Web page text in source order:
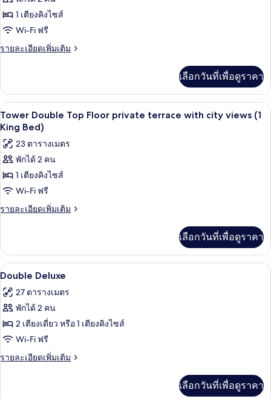
Junior
Suite
Solecio
1 เตียงคิงไซส์
Wi-Fi ฟรี
รายละเอียดเพิ่มเติม
ราย
เกี่ยว
กับ
Junior
Suite
Solecio
เลือกวันที่เพื่อดูราคา
เปิด
ภาพถ่าย
ทั้งหมด
ของ
Tower
Double
Top
terrace
with
city
views
(1
King
Bed)
ผ้าปูที่นอนฝ้ายอียิปต์, เครื่องนอนระดับ
10
Tower Double Top Floor private terrace with city views (1
King Bed)
23 ตารางเมตร
พักได้ 2 คน
1 เตียงคิงไซส์
Wi-Fi ฟรี
รายละเอียดเพิ่มเติม
ราย
เกี่ยว
กับ
Tower
Top
Floor
terrace
with
views
เลือกวันที่เพื่อดูราคา
เปิด
ภาพถ่าย
ทั้งหมด
ของ
Double
Deluxe
ผ้าปูที่นอนฝ้ายอียิปต์, เครื่องนอนระดับ
5
Double Deluxe
27 ตารางเมตร
พักได้ 2 คน
2 เตียงเดี่ยว หรือ 1 เตียงคิงไซส์
Wi-Fi ฟรี
รายละเอียดเพิ่มเติม
ราย
เลือกวันที่เพื่อดูราคา